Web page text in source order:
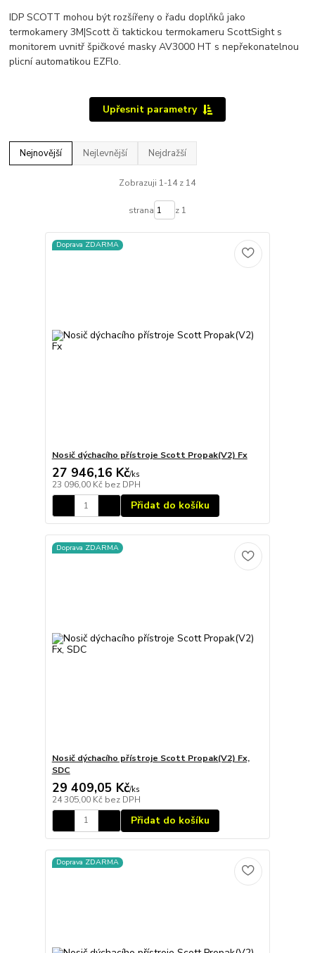
IDP SCOTT mohou být rozšířeny o řadu doplňků jako
termokamery 3M|Scott či taktickou termokameru ScottSight s
monitorem uvnitř špičkové masky AV3000 HT s nepřekonatelnou
plicní automatikou EZFlo.
Upřesnit parametry
Nejnovější Nejlevnější Nejdražší
Zobrazuji 1-14 z 14
strana z 1
Doprava ZDARMA
Nosič dýchacího přístroje Scott Propak(V2) Fx
27 946,16 Kč/ks
23 096,00 Kč bez DPH
Přidat do košíku
Doprava ZDARMA
Nosič dýchacího přístroje Scott Propak(V2) Fx,
SDC
29 409,05 Kč/ks
24 305,00 Kč bez DPH
Přidat do košíku
Doprava ZDARMA